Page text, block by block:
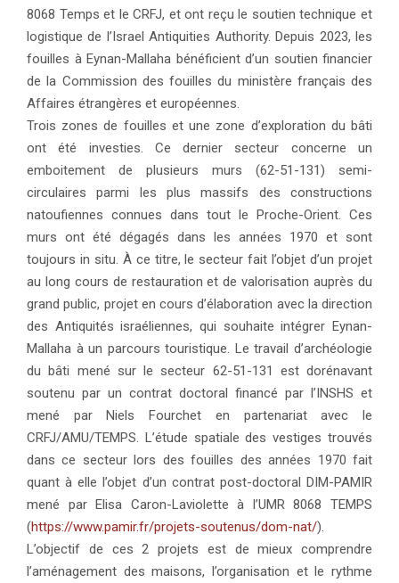
8068 Temps et le CRFJ, et ont reçu le soutien technique et
logistique de l’Israel Antiquities Authority. Depuis 2023, les
fouilles à Eynan-Mallaha bénéficient d’un soutien financier
de la Commission des fouilles du ministère français des
Affaires étrangères et européennes.
Trois zones de fouilles et une zone d’exploration du bâti
ont été investies. Ce dernier secteur concerne un
emboitement de plusieurs murs (62-51-131) semi-
circulaires parmi les plus massifs des constructions
natoufiennes connues dans tout le Proche-Orient. Ces
murs ont été dégagés dans les années 1970 et sont
toujours in situ. À ce titre, le secteur fait l’objet d’un projet
au long cours de restauration et de valorisation auprès du
grand public, projet en cours d’élaboration avec la direction
des Antiquités israéliennes, qui souhaite intégrer Eynan-
Mallaha à un parcours touristique. Le travail d’archéologie
du bâti mené sur le secteur 62-51-131 est dorénavant
soutenu par un contrat doctoral financé par l’INSHS et
mené par Niels Fourchet en partenariat avec le
CRFJ/AMU/TEMPS. L’étude spatiale des vestiges trouvés
dans ce secteur lors des fouilles des années 1970 fait
quant à elle l’objet d’un contrat post-doctoral DIM-PAMIR
mené par Elisa Caron-Laviolette à l’UMR 8068 TEMPS
(https://www.pamir.fr/projets-soutenus/dom-nat/).
L’objectif de ces 2 projets est de mieux comprendre
l’aménagement des maisons, l’organisation et le rythme